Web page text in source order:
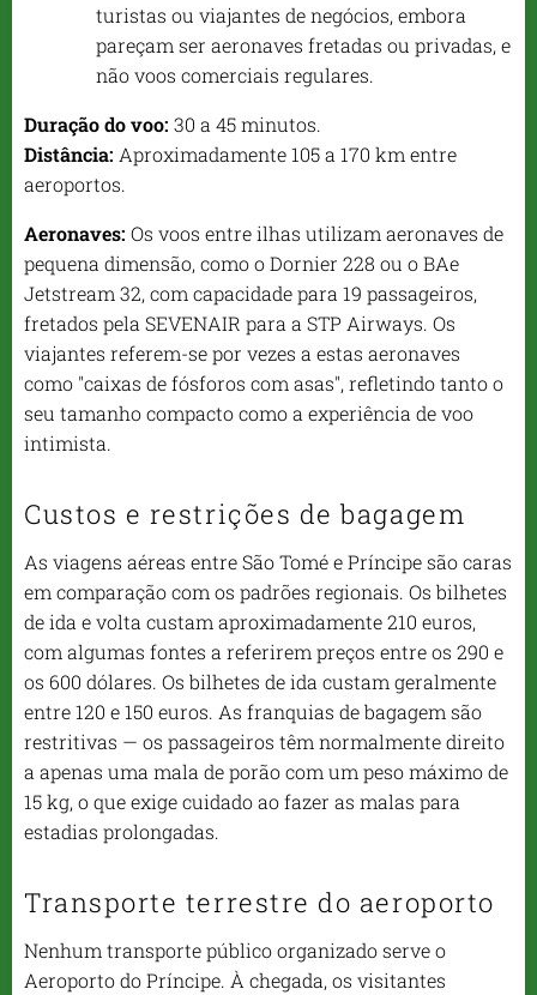
turistas ou viajantes de negócios, embora
pareçam ser aeronaves fretadas ou privadas, e
não voos comerciais regulares.
Duração do voo: 30 a 45 minutos.
Distância: Aproximadamente 105 a 170 km entre
aeroportos.
Aeronaves: Os voos entre ilhas utilizam aeronaves de
pequena dimensão, como o Dornier 228 ou o BAe
Jetstream 32, com capacidade para 19 passageiros,
fretados pela SEVENAIR para a STP Airways. Os
viajantes referem-se por vezes a estas aeronaves
como "caixas de fósforos com asas", refletindo tanto o
seu tamanho compacto como a experiência de voo
intimista.
Custos e restrições de bagagem
As viagens aéreas entre São Tomé e Príncipe são caras
em comparação com os padrões regionais. Os bilhetes
de ida e volta custam aproximadamente 210 euros,
com algumas fontes a referirem preços entre os 290 e
os 600 dólares. Os bilhetes de ida custam geralmente
entre 120 e 150 euros. As franquias de bagagem são
restritivas — os passageiros têm normalmente direito
a apenas uma mala de porão com um peso máximo de
15 kg, o que exige cuidado ao fazer as malas para
estadias prolongadas.
Transporte terrestre do aeroporto
Nenhum transporte público organizado serve o
Aeroporto do Príncipe. À chegada, os visitantes